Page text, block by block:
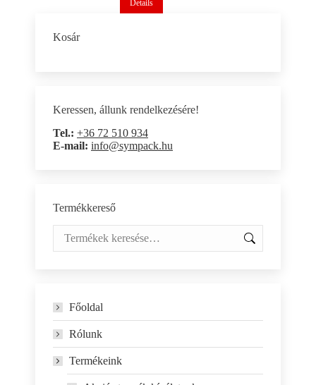
Details
Kosár
Keressen, állunk rendelkezésére!
Tel.: +36 72 510 934
E-mail: info@sympack.hu
Termékkereső
Főoldal
Rólunk
Termékeink